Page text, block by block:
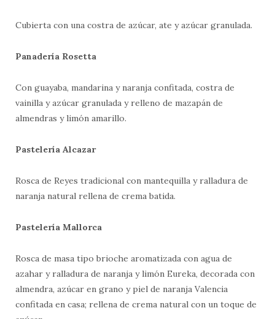
Cubierta con una costra de azúcar, ate y azúcar granulada.
Panadería Rosetta
Con guayaba, mandarina y naranja confitada, costra de
vainilla y azúcar granulada y relleno de mazapán de
almendras y limón amarillo.
Pastelería Alcazar
Rosca de Reyes tradicional con mantequilla y ralladura de
naranja natural rellena de crema batida.
Pastelería Mallorca
Rosca de masa tipo brioche aromatizada con agua de
azahar y ralladura de naranja y limón Eureka, decorada con
almendra, azúcar en grano y piel de naranja Valencia
confitada en casa; rellena de crema natural con un toque de